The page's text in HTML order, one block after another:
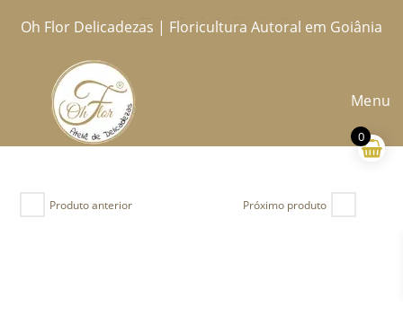
paraOh Flor Delicadezas | Floricultura Autoral em Goiânia
Menu
Produto anterior Próximo produto
0